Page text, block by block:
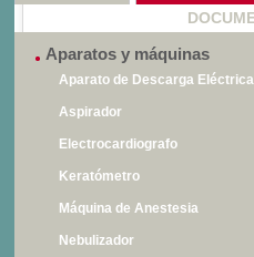
Aparatos y máquinas
Aparato de Descarga Eléctrica
Aspirador
Electrocardiografo
Keratómetro
Máquina de Anestesia
Nebulizador